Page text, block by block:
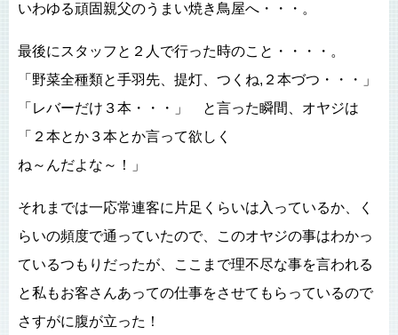
いわゆる頑固親父のうまい焼き鳥屋へ・・・。
最後にスタッフと２人で行った時のこと・・・・。
「野菜全種類と手羽先、提灯、つくね,２本づつ・・・」
「レバーだけ３本・・・」 と言った瞬間、オヤジは
「２本とか３本とか言って欲しく
ね～んだよな～！」
それまでは一応常連客に片足くらいは入っているか、く
らいの頻度で通っていたので、このオヤジの事はわかっ
ているつもりだったが、ここまで理不尽な事を言われる
と私もお客さんあっての仕事をさせてもらっているので
さすがに腹が立った！